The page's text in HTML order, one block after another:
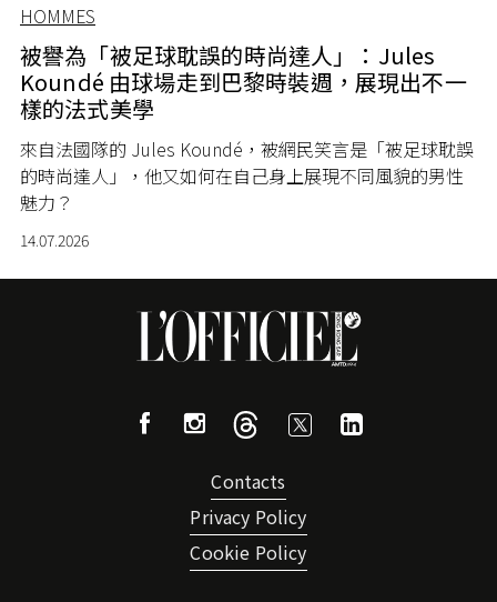
HOMMES
被譽為「被足球耽誤的時尚達人」：Jules
Koundé 由球場走到巴黎時裝週，展現出不一
樣的法式美學
來自法國隊的 Jules Koundé，被網民笑言是「被足球耽誤
的時尚達人」，他又如何在自己身上展現不同風貌的男性
魅力？
14.07.2026
Contacts
Privacy Policy
Cookie Policy